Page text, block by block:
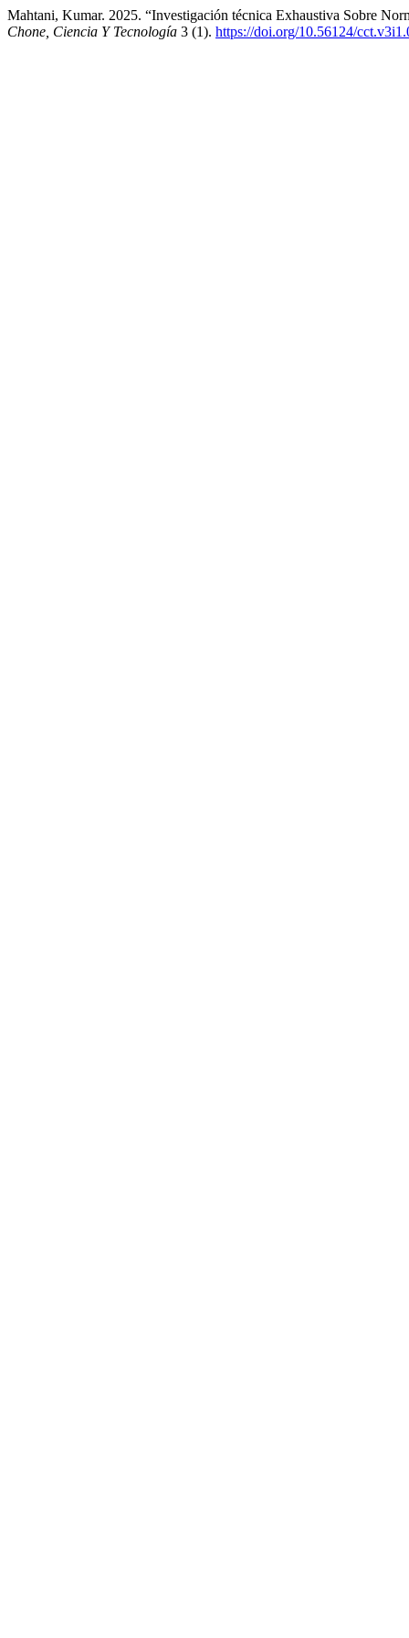
Mahtani, Kumar. 2025. “Investigación técnica Exhaustiva Sobre
Chone, Ciencia Y Tecnología 3 (1). https://doi.org/10.56124/